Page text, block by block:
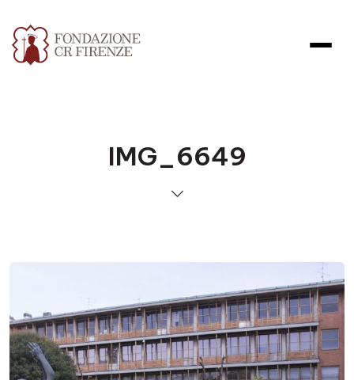
IMG_6649